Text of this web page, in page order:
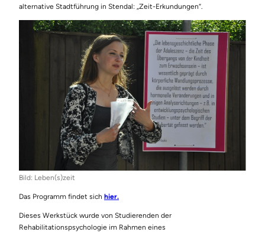
alternative Stadtführung in Stendal: „Zeit-Erkundungen“.
Bild: Leben(s)zeit
Das Programm findet sich hier.
Dieses Werkstück wurde von Studierenden der
Rehabilitationspsychologie im Rahmen eines